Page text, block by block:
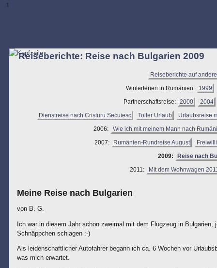
1
Reiseberichte: Reise nach Bulgarien 2009
Reiseberichte auf
Winterferien in Rumänien: 1999
Partnerschaftsreise: 2000 2004
Dienstreise nach Cristuru Secuiesc Toller Urlaub Urlaubsreise
2006: Wie ich mit meinem Mann nach
2007: Rumänien-Rundreise August
2009: Reise nach
2011: Mit dem Wohnwagen
Meine Reise nach Bulgarien
von B. G.
Ich war in diesem Jahr schon zweimal mit dem Flugzeug in
Schnäppchen schlagen :-)
Als leidenschaftlicher Autofahrer begann ich ca. 6 Wochen vor
was mich erwartet.